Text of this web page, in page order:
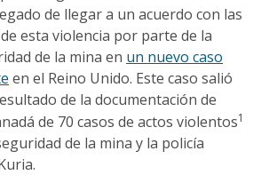
de llegar a un acuerdo con las
esta violencia por parte de la
de la mina en un nuevo caso
en el Reino Unido. Este caso salió
de la documentación de
de 70 casos de actos violentos1
de la mina y la policía